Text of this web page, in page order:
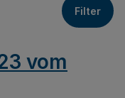
Filter
vom